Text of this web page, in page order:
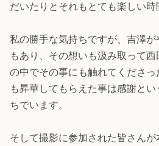
だいたりとそれもとても楽しい時
私の勝手な気持ちですが、吉澤
もあり、その想いも汲み取って
の中でその事にも触れてくださ
も昇華してもらえた事は感謝と
ちでいます。
そして撮影に参加された皆さん